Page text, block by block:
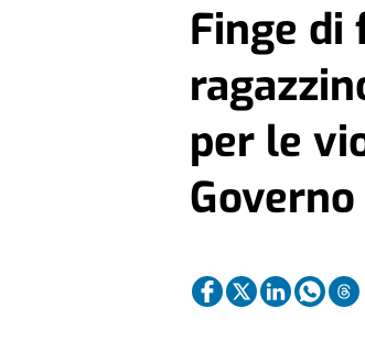
Finge di
per le
Governo